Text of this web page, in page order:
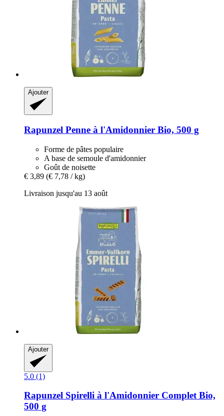
Ajouter
Rapunzel Penne à l'Amidonnier Bio, 500 g
Forme de pâtes populaire
A base de semoule d'amidonnier
Goût de noisette
€ 3,89 (€ 7,78 / kg)
Livraison jusqu'au 13 août
Ajouter
5.0 (1)
Rapunzel Spirelli à l'Amidonnier Complet Bio,
500 g